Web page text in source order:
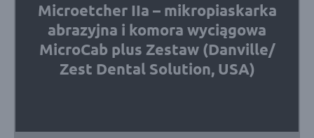
Microetcher IIa – mikropiaskarka
abrazyjna i komora wyciągowa
MicroCab plus Zestaw (Danville/
Zest Dental Solution, USA)